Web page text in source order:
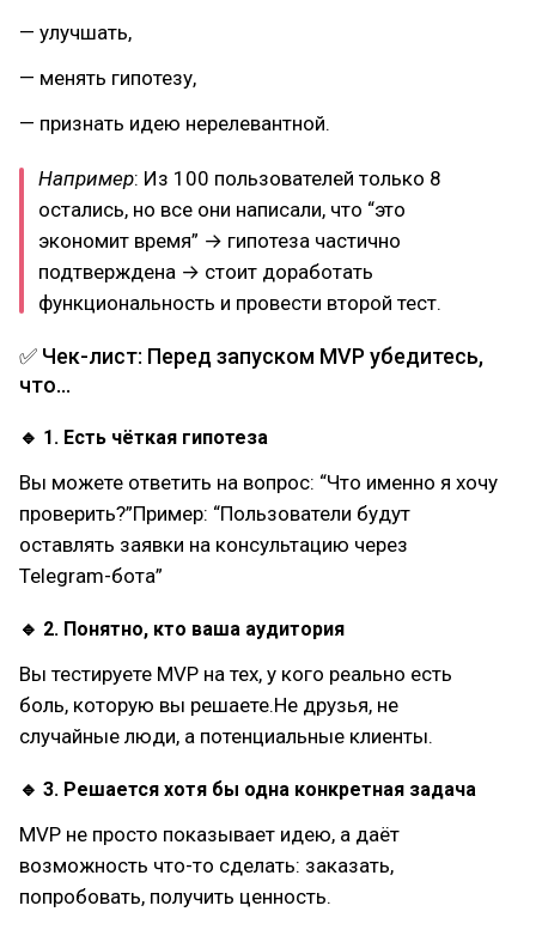
— улучшать,
— менять гипотезу,
— признать идею нерелевантной.
Например: Из 100 пользователей только 8
остались, но все они написали, что “это
экономит время” → гипотеза частично
подтверждена → стоит доработать
функциональность и провести второй тест.
✅ Чек-лист: Перед запуском MVP убедитесь,
что…
🔹 1. Есть чёткая гипотеза
Вы можете ответить на вопрос: “Что именно я хочу
проверить?”Пример: “Пользователи будут
оставлять заявки на консультацию через
Telegram-бота”
🔹 2. Понятно, кто ваша аудитория
Вы тестируете MVP на тех, у кого реально есть
боль, которую вы решаете.Не друзья, не
случайные люди, а потенциальные клиенты.
🔹 3. Решается хотя бы одна конкретная задача
MVP не просто показывает идею, а даёт
возможность что-то сделать: заказать,
попробовать, получить ценность.